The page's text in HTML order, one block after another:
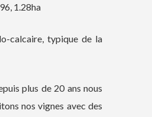
1.28ha
calcaire, typique de la
plus de 20 ans nous
nos vignes avec des